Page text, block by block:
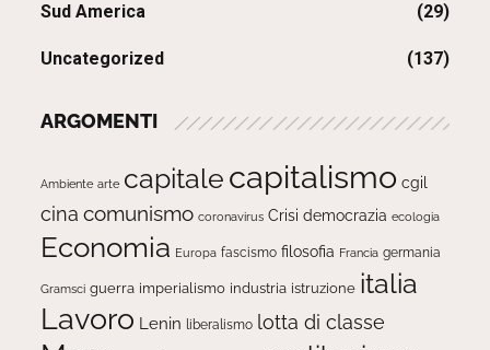
Sud America (29)
Uncategorized (137)
ARGOMENTI
Ambiente arte capitale capitalismo cgil
cina comunismo coronavirus Crisi democrazia ecologia
Economia Europa fascismo filosofia Francia germania
Gramsci guerra imperialismo industria istruzione italia
Lavoro Lenin liberalismo lotta di classe